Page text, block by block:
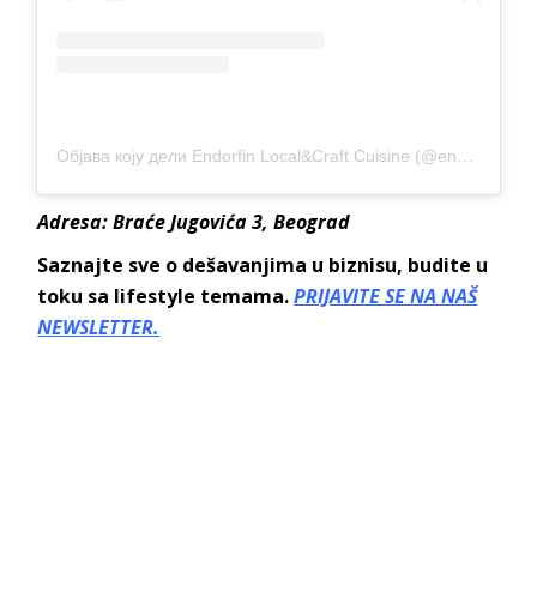
Adresa: Braće Jugovića 3, Beograd
Saznajte sve o dešavanjima u biznisu, budite u
toku sa lifestyle temama.PRIJAVITE SE NA NAŠ
NEWSLETTER.